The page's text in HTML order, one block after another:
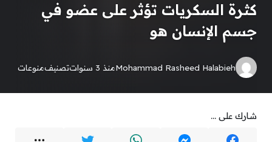
كثرة السكريات تؤثر على عضو في
جسم الإنسان هو
Mohammad Rasheed Halabiehمنذ 3 سنوات تصنيفمنوعات
شارك على ...